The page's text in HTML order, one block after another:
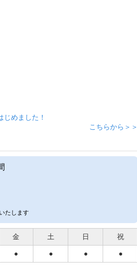
じめました！
こちらから＞＞
たします
金 土 日 祝
● ● ● ●